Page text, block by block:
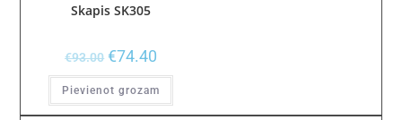
Skapis SK305
€93.00 €74.40
Pievienot grozam